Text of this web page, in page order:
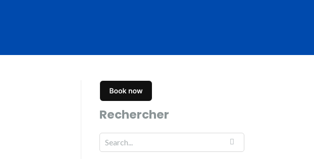
Rechercher